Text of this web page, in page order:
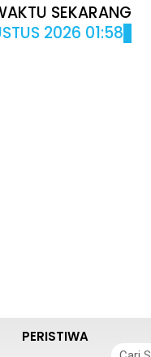
SEKARANG
2026 01:58
PERISTIWA